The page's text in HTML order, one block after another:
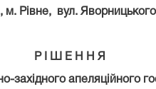
м. Рівне, вул.
Р І Ш Е Н Н Я
західного апеляційного